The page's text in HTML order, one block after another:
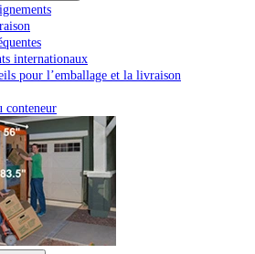
internationaux
pour l’emballage et la livraison
conteneur